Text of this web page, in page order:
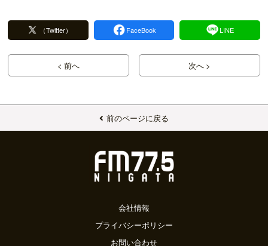
（Twitter） FaceBook LINE
< 前へ 次へ >
前のページに戻る
会社情報
プライバシーポリシー
お問い合わせ